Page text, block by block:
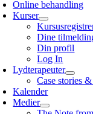
Online behandling
Kurser
Dine
Din profil
Log In
Lydterapeuter
Case stories
Kalender
Medier